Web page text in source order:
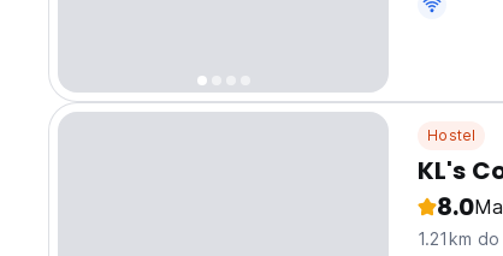
perfeito
Hostel
KL's
8.0
1.21km